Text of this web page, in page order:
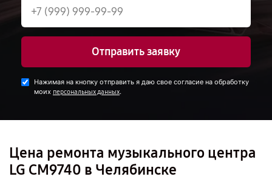
Отправить заявку
Нажимая на кнопку отправить я даю свое согласие на обработку
моих персональных данных.
Цена ремонта музыкального центра
LG CM9740 в Челябинске